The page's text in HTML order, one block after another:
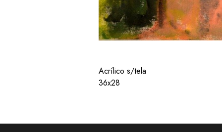
Acrílico s/tela
36x28